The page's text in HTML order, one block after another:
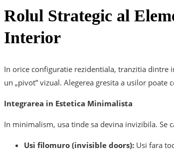
Rolul Strategic al
Interior
In orice configuratie rezidentiala, tranzitia dintre
un „pivot” vizual. Alegerea gresita a usilor
Integrarea in Estetica Minimalista
In minimalism, usa tinde sa devina invizibila. Se
Usi filomuro (invisible doors): Usi fara